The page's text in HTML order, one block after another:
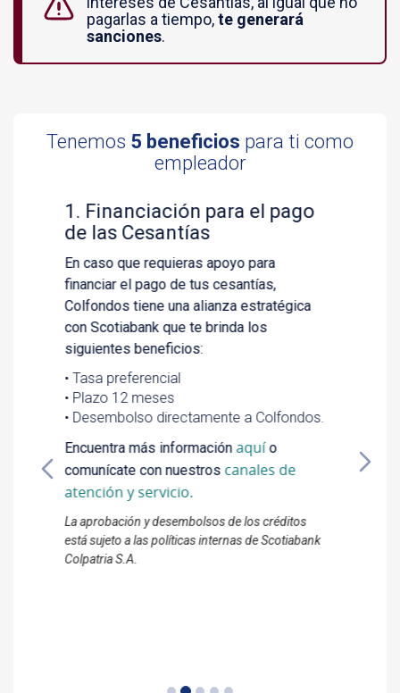
pagarlas a tiempo,te generará
sanciones.
Tenemos 5 beneficios para ti como
empleador
2. Acompañamiento y
asesoría especializada
Nuestro equipo de Directores de Clientes
Corporativos cuentan con experiencia y
conocimiento para resolver cualquier
inquietud y asesorarte de acuerdo a tus
características y necesidades en la
gestión de Cesantías de tus empleados.
Diligencia elformulario
información o consulta nuestrosCanales
de atención y servicio.